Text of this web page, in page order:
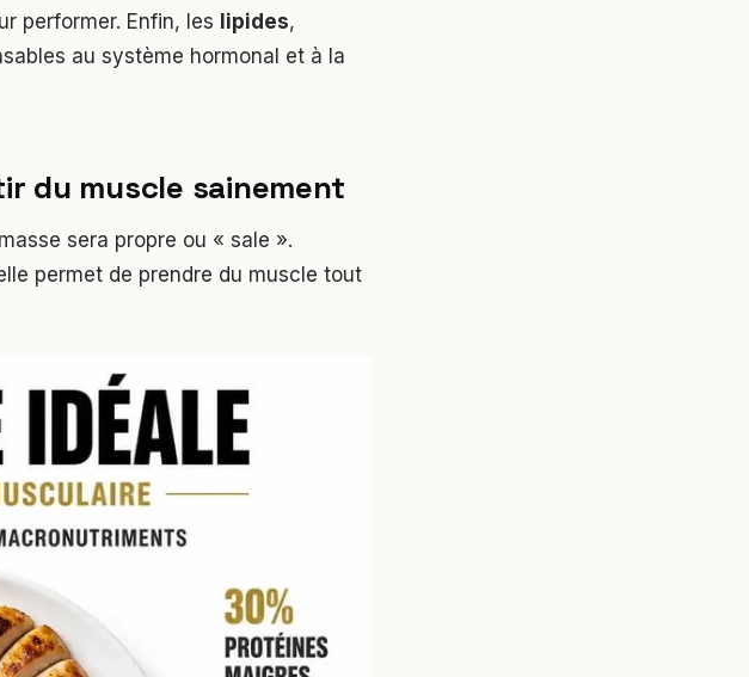
performer. Enfin, les lipides,
au système hormonal et à la
du muscle sainement
sera propre ou « sale ».
permet de prendre du muscle tout